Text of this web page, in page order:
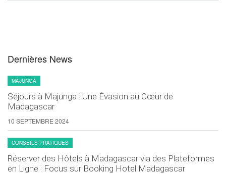
Dernières News
MAJUNGA
Séjours à Majunga : Une Évasion au Cœur de
Madagascar
10 SEPTEMBRE 2024
CONSEILS PRATIQUES
Réserver des Hôtels à Madagascar via des Plateformes
en Ligne : Focus sur Booking Hotel Madagascar